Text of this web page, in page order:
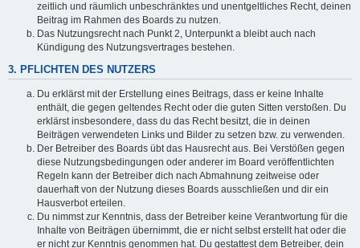
zeitlich und räumlich unbeschränktes und unentgeltliches Recht, deinen
Beitrag im Rahmen des Boards zu nutzen.
Das Nutzungsrecht nach Punkt 2, Unterpunkt a bleibt auch nach
Kündigung des Nutzungsvertrages bestehen.
3. PFLICHTEN DES NUTZERS
Du erklärst mit der Erstellung eines Beitrags, dass er keine Inhalte
enthält, die gegen geltendes Recht oder die guten Sitten verstoßen. Du
erklärst insbesondere, dass du das Recht besitzt, die in deinen
Beiträgen verwendeten Links und Bilder zu setzen bzw. zu verwenden.
Der Betreiber des Boards übt das Hausrecht aus. Bei Verstößen gegen
diese Nutzungsbedingungen oder anderer im Board veröffentlichten
Regeln kann der Betreiber dich nach Abmahnung zeitweise oder
dauerhaft von der Nutzung dieses Boards ausschließen und dir ein
Hausverbot erteilen.
Du nimmst zur Kenntnis, dass der Betreiber keine Verantwortung für die
Inhalte von Beiträgen übernimmt, die er nicht selbst erstellt hat oder die
er nicht zur Kenntnis genommen hat. Du gestattest dem Betreiber, dein